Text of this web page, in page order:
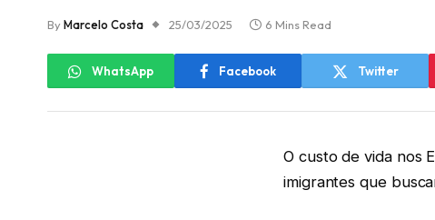
ByMarcelo Costa 25/03/2025 6 Mins Read
WhatsApp Facebook Twitter
O custo de vida nos
imigrantes que